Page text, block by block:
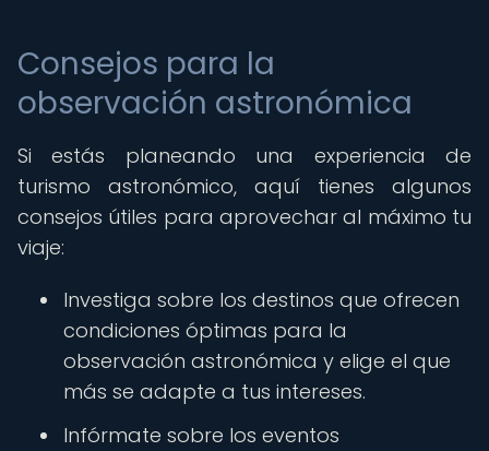
Consejos para la
observación astronómica
Si estás planeando una experiencia de
turismo astronómico, aquí tienes algunos
consejos útiles para aprovechar al máximo tu
viaje:
Investiga sobre los destinos que ofrecen
condiciones óptimas para la
observación astronómica y elige el que
más se adapte a tus intereses.
Infórmate sobre los eventos